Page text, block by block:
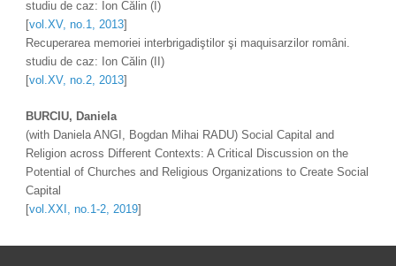
studiu de caz: Ion Călin (I)
[vol.XV, no.1, 2013]
Recuperarea memoriei interbrigadiştilor şi maquisarzilor români.
studiu de caz: Ion Călin (II)
[vol.XV, no.2, 2013]
BURCIU, Daniela
(with Daniela ANGI, Bogdan Mihai RADU) Social Capital and
Religion across Different Contexts: A Critical Discussion on the
Potential of Churches and Religious Organizations to Create Social
Capital
[vol.XXI, no.1-2, 2019]